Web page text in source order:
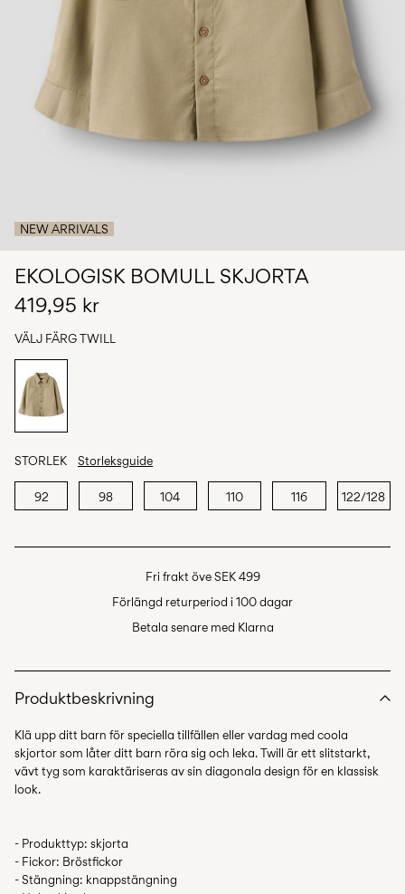
Några
frågor?
oss
Sverige
NEW ARRIVALS
EKOLOGISK BOMULL SKJORTA
419,95 kr
VÄLJ FÄRGTWILL
STORLEK Storleksguide
92 98 104 110 116 122/128
Fri frakt öve SEK 499
Förlängd returperiod i 100 dagar
Betala senare med Klarna
Produktbeskrivning
Klä upp ditt barn för speciella tillfällen eller vardag med coola
skjortor som låter ditt barn röra sig och leka. Twill är ett slitstarkt,
vävt tyg som karaktäriseras av sin diagonala design för en klassisk
- Produkttyp: skjorta
- Fickor: Bröstfickor
- Stängning: knappstängning